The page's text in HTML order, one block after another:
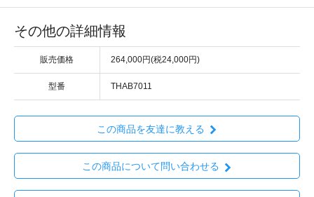
その他の詳細情報
販売価格 264,000円(税24,000円)
型番 THAB7011
この商品を友達に教える
この商品について問い合わせる